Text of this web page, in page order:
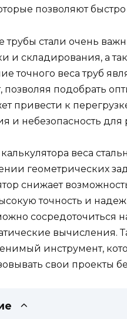
позволяют
трубы стали очень
и складирования, а
точного веса труб
позволяя подобрать
привести к
и небезопасность
веса
геометрических
снижает
точность и
сосредоточиться
вычисления.
инструмент,
свои проекты